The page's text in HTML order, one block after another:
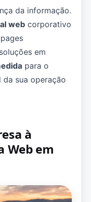
da informação.
web corporativo
em
para o
da sua operação
à
Web em